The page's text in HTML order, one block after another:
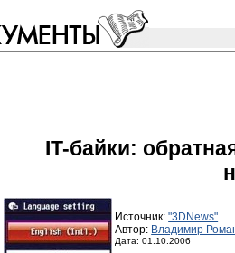
IT-байки:
Источник:"3DNews"
Автор: Владимир
Дата: 01.10.2006